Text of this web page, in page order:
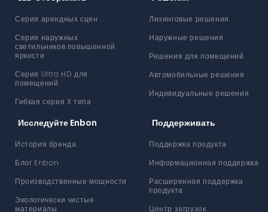
Серия арендных сцен
Серия наружных
светильников повышенной
яркости
Серия Ultra HD для
помещений
Гибкая серия X типа
Лизинговые решения
Наружные решения
Решения для помещений
Автомобильные решения
Индивидуальные решения
Исследуйте Enbon
История бренда
Блог Enbon
Производственные мощности
Экологически чистые
материалы
Поддерживать
Поддержка продукта
Информационная поддержка
Расширенная поддержка
продукта
Центр загрузок